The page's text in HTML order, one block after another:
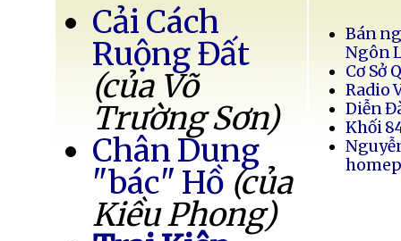
Cải Cách
Ruộng Đất
(của Võ
Trường Sơn)
Chân Dung
"bác" Hồ (của
Kiều Phong)
Bán
Ngôn
Cơ Sở
Radio
Diễn
Khối